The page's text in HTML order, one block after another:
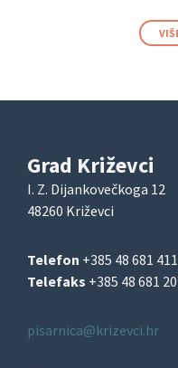
Grad Križevci
I. Z. Dijankovečkoga 12
48260 Križevci
Telefon +385 48 681 411
Telefaks +385 48 681
pisarnica@krizevci.hr